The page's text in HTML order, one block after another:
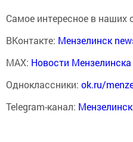
Самое интересное в наших
ВКонтакте: Мензелинск
MAX: Новости
Одноклассники: ok.ru/
Telegram-канал: